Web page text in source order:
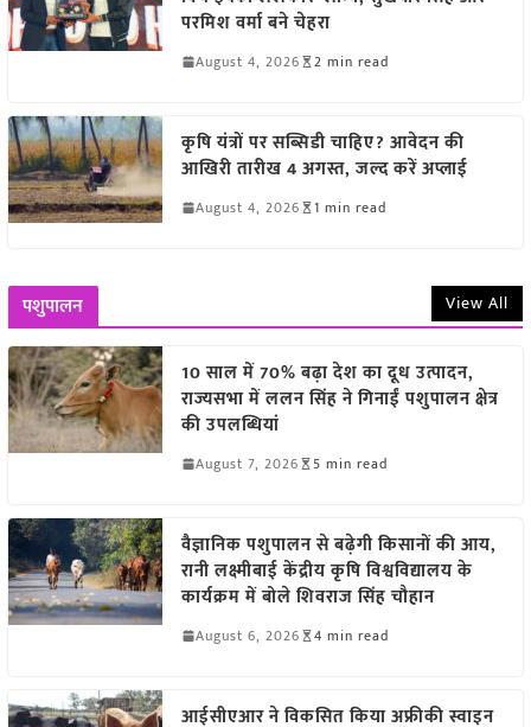
परमिश वर्मा बने चेहरा
August 4, 2026 2 min read
कृषि यंत्रों पर सब्सिडी चाहिए? आवेदन की
आखिरी तारीख 4 अगस्त, जल्द करें अप्लाई
August 4, 2026 1 min read
पशुपालन View All
10 साल में 70% बढ़ा देश का दूध उत्पादन,
राज्यसभा में ललन सिंह ने गिनाईं पशुपालन क्षेत्र
की उपलब्धियां
August 7, 2026 5 min read
वैज्ञानिक पशुपालन से बढ़ेगी किसानों की आय,
रानी लक्ष्मीबाई केंद्रीय कृषि विश्वविद्यालय के
कार्यक्रम में बोले शिवराज सिंह चौहान
August 6, 2026 4 min read
आईसीएआर ने विकसित किया अफ्रीकी स्वाइन